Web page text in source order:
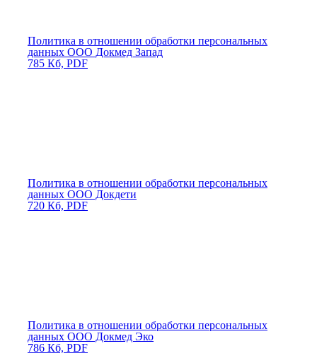
Политика в отношении обработки персональных
данных ООО Докмед Запад
785 Кб, PDF
Политика в отношении обработки персональных
данных ООО Докдети
720 Кб, PDF
Политика в отношении обработки персональных
данных ООО Докмед Эко
786 Кб, PDF